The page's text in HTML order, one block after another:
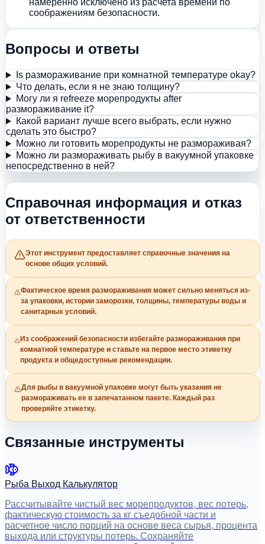
намеренно исключено из расчета времени по
соображениям безопасности.
Вопросы и ответы
Is размораживание при комнатной температуре okay?
Что делать, если я не знаю толщину?
Могу ли я refreeze морепродукты after
размораживание it?
Какой вариант лучше всего выбрать, если нужно
сделать это быстро?
Можно ли готовить морепродукты не размораживая?
Можно ли размораживать рыбу в вакуумной упаковке
непосредственно в ней?
Справочная информация и отказ
от ответственности
Этот инструмент предоставляет справочные значения на
основе общих условий.
Фактическое время размораживания может сильно меняться из-
за упаковки, истории заморозки, толщины, температуры воды и
санитарных условий.
Из соображений безопасности избегайте размораживания при
комнатной температуре и ставьте на первое место этикетку
продукта и общедоступные рекомендации.
Для рыбы в вакуумной упаковке могут быть указания не
размораживать ее в запечатанном пакете. Каждый раз
проверяйте этикетку.
Связанные инструменты
Рыба Выход Калькулятор
Рассчитывайте чистый вес морепродуктов, вес потерь,
фактическую стоимость за кг съедобной части и
расчетное число порций на основе веса сырья, процента
выхода или структуры потерь. Сохраняйте